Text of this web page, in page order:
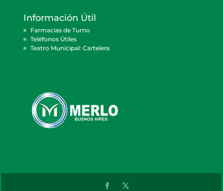
Información Útil
Farmacias de Turno
Teléfonos Útiles
Teatro Municipal: Cartelera